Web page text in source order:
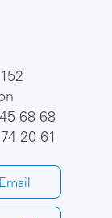
68 68
20 61